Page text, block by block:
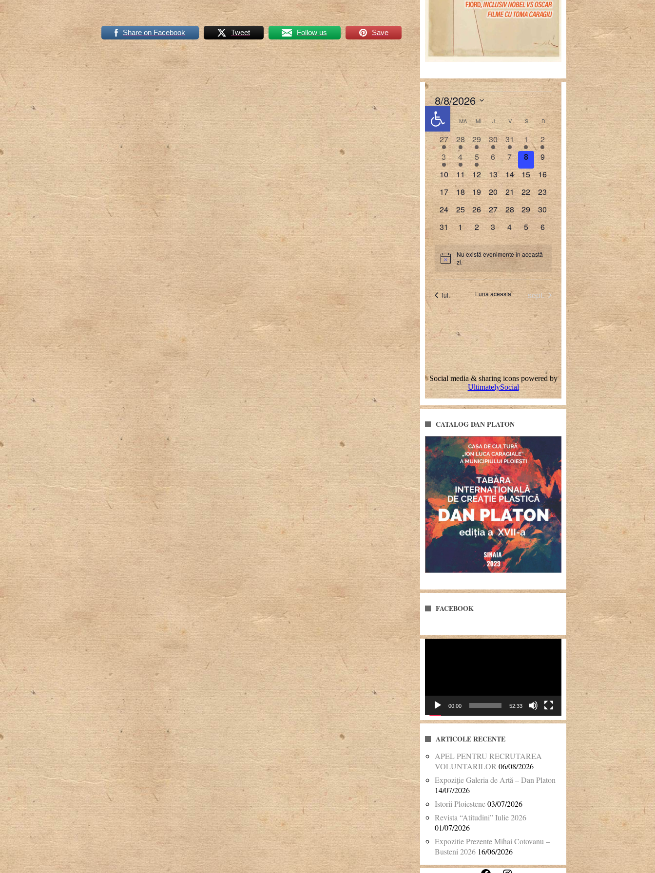
Share on Facebook Tweet Follow us Save
CATALOG DAN PLATON
FACEBOOK
00:00 52:33
ARTICOLE RECENTE
APEL PENTRU RECRUTAREA
VOLUNTARILOR06/08/2026
Expoziție Galeria de Artă – Dan Platon
14/07/2026
Istorii Ploiestene03/07/2026
Revista “Atitudini” Iulie 2026
01/07/2026
Expozitie Prezente Mihai Cotovanu –
Busteni 2026 16/06/2026